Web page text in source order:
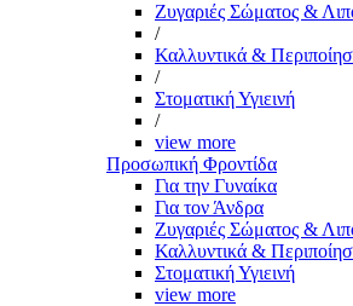
Ζυγαριές Σώματος &
/
Καλλυντικά &
/
Στοματική Υγιεινή
/
view more
Προσωπική Φροντίδα
Για την Γυναίκα
Για τον Άνδρα
Ζυγαριές Σώματος &
Καλλυντικά &
Στοματική Υγιεινή
view more